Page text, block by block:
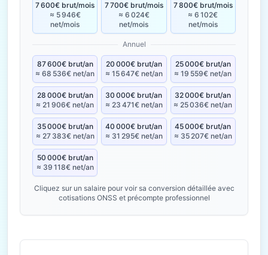
7 600€ brut/mois
≈ 5 946€
net/mois
7 700€ brut/mois
≈ 6 024€
net/mois
7 800€ brut/mois
≈ 6 102€
net/mois
Annuel
87 600€ brut/an
≈ 68 536€ net/an
20 000€ brut/an
≈ 15 647€ net/an
25 000€ brut/an
≈ 19 559€ net/an
28 000€ brut/an
≈ 21 906€ net/an
30 000€ brut/an
≈ 23 471€ net/an
32 000€ brut/an
≈ 25 036€ net/an
35 000€ brut/an
≈ 27 383€ net/an
40 000€ brut/an
≈ 31 295€ net/an
45 000€ brut/an
≈ 35 207€ net/an
50 000€ brut/an
≈ 39 118€ net/an
Cliquez sur un salaire pour voir sa conversion détaillée avec
cotisations ONSS et précompte professionnel